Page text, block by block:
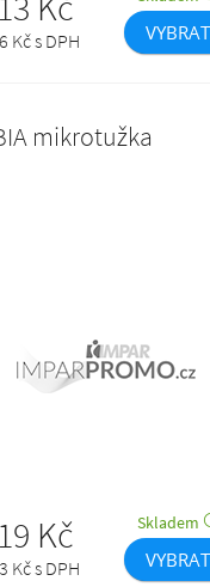
VYBRAT
23 Kč s DPH